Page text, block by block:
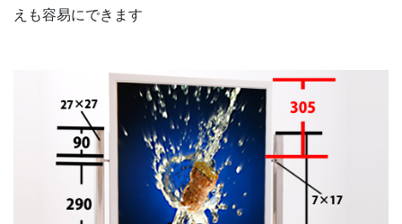
えも容易にできます